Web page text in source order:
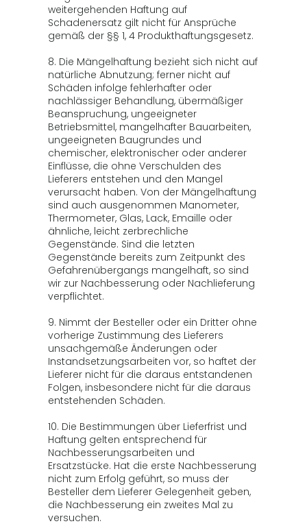
weitergehenden Haftung auf
Schadenersatz gilt nicht für Ansprüche
gemäß der §§ 1, 4 Produkthaftungsgesetz.
8. Die Mängelhaftung bezieht sich nicht auf
natürliche Abnutzung; ferner nicht auf
Schäden infolge fehlerhafter oder
nachlässiger Behandlung, übermäßiger
Beanspruchung, ungeeigneter
Betriebsmittel, mangelhafter Bauarbeiten,
ungeeigneten Baugrundes und
chemischer, elektronischer oder anderer
Einflüsse, die ohne Verschulden des
Lieferers entstehen und den Mangel
verursacht haben. Von der Mängelhaftung
sind auch ausgenommen Manometer,
Thermometer, Glas, Lack, Emaille oder
ähnliche, leicht zerbrechliche
Gegenstände. Sind die letzten
Gegenstände bereits zum Zeitpunkt des
Gefahrenübergangs mangelhaft, so sind
wir zur Nachbesserung oder Nachlieferung
verpflichtet.
9. Nimmt der Besteller oder ein Dritter ohne
vorherige Zustimmung des Lieferers
unsachgemäße Änderungen oder
Instandsetzungsarbeiten vor, so haftet der
Lieferer nicht für die daraus entstandenen
Folgen, insbesondere nicht für die daraus
entstehenden Schäden.
10. Die Bestimmungen über Lieferfrist und
Haftung gelten entsprechend für
Nachbesserungsarbeiten und
Ersatzstücke. Hat die erste Nachbesserung
nicht zum Erfolg geführt, so muss der
Besteller dem Lieferer Gelegenheit geben,
die Nachbesserung ein zweites Mal zu
versuchen.